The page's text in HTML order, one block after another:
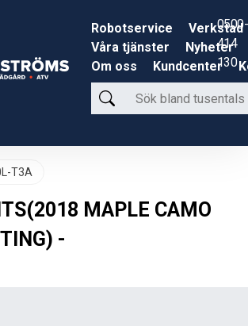
Robotservice
Verkstad
Våra tjänster
Nyheter
Om oss
Kundcenter
Sök
bland
produkter
0500-
414
130
T3A
MAPLE CAMO
-